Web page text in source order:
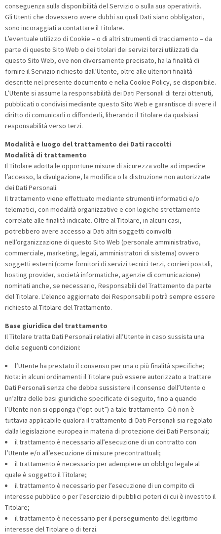
conseguenza sulla disponibilità del Servizio o sulla sua operatività.
Gli Utenti che dovessero avere dubbi su quali Dati siano obbligatori,
sono incoraggiati a contattare il Titolare.
L’eventuale utilizzo di Cookie – o di altri strumenti di tracciamento – da
parte di questo Sito Web o dei titolari dei servizi terzi utilizzati da
questo Sito Web, ove non diversamente precisato, ha la finalità di
fornire il Servizio richiesto dall’Utente, oltre alle ulteriori finalità
descritte nel presente documento e nella Cookie Policy, se disponibile.
L’Utente si assume la responsabilità dei Dati Personali di terzi ottenuti,
pubblicati o condivisi mediante questo Sito Web e garantisce di avere il
diritto di comunicarli o diffonderli, liberando il Titolare da qualsiasi
responsabilità verso terzi.
Modalità e luogo del trattamento dei Dati raccolti
Modalità di trattamento
Il Titolare adotta le opportune misure di sicurezza volte ad impedire
l’accesso, la divulgazione, la modifica o la distruzione non autorizzate
dei Dati Personali.
Il trattamento viene effettuato mediante strumenti informatici e/o
telematici, con modalità organizzative e con logiche strettamente
correlate alle finalità indicate. Oltre al Titolare, in alcuni casi,
potrebbero avere accesso ai Dati altri soggetti coinvolti
nell’organizzazione di questo Sito Web (personale amministrativo,
commerciale, marketing, legali, amministratori di sistema) ovvero
soggetti esterni (come fornitori di servizi tecnici terzi, corrieri postali,
hosting provider, società informatiche, agenzie di comunicazione)
nominati anche, se necessario, Responsabili del Trattamento da parte
del Titolare. L’elenco aggiornato dei Responsabili potrà sempre essere
richiesto al Titolare del Trattamento.
Base giuridica del trattamento
Il Titolare tratta Dati Personali relativi all’Utente in caso sussista una
delle seguenti condizioni:
l’Utente ha prestato il consenso per una o più finalità specifiche;
Nota: in alcuni ordinamenti il Titolare può essere autorizzato a trattare
Dati Personali senza che debba sussistere il consenso dell’Utente o
un’altra delle basi giuridiche specificate di seguito, fino a quando
l’Utente non si opponga (“opt-out”) a tale trattamento. Ciò non è
tuttavia applicabile qualora il trattamento di Dati Personali sia regolato
dalla legislazione europea in materia di protezione dei Dati Personali;
il trattamento è necessario all’esecuzione di un contratto con
l’Utente e/o all’esecuzione di misure precontrattuali;
il trattamento è necessario per adempiere un obbligo legale al
quale è soggetto il Titolare;
il trattamento è necessario per l’esecuzione di un compito di
interesse pubblico o per l’esercizio di pubblici poteri di cui è investito il
Titolare;
il trattamento è necessario per il perseguimento del legittimo
interesse del Titolare o di terzi.